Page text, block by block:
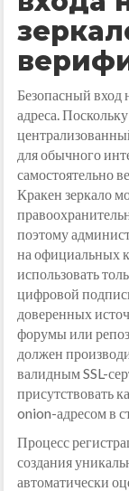
Безопасный вход
адреса.
для обычного
самостоятельно
Кракен зеркало
поэтому
на официальных
использовать
цифровой
доверенных
форумы или
должен
валидным SSL-
присутствовать
onion-адресом в
Процесс
создания
автоматически